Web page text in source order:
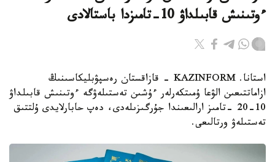
ءوتىنىش قابىلداۋ 10-تامىزدا باستالادى
استانا. KAZINFORM - قازاقستان رەسپۋبليكاسىنىڭ
ازاماتتىعىن الۋعا ۇمىتكەرلەر ءۇشىن تەستىلەۋگە ءوتىنىش قابىلداۋ
10-20 -تامىز ارالىعىندا جۇرگىزىلەدى، دەپ حابارلايدى ۇلتتىق
تەستىلەۋ ورتالىعى.